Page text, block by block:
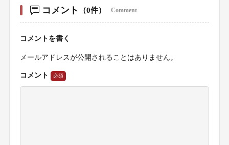
コメント （0件） Comment
コメントを書く
メールアドレスが公開されることはありません。
コメント